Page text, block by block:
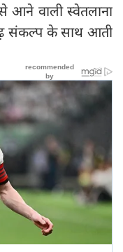
वाली स्वेतलाना
संकल्प के साथ आती